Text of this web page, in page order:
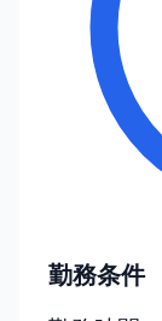
勤務条件